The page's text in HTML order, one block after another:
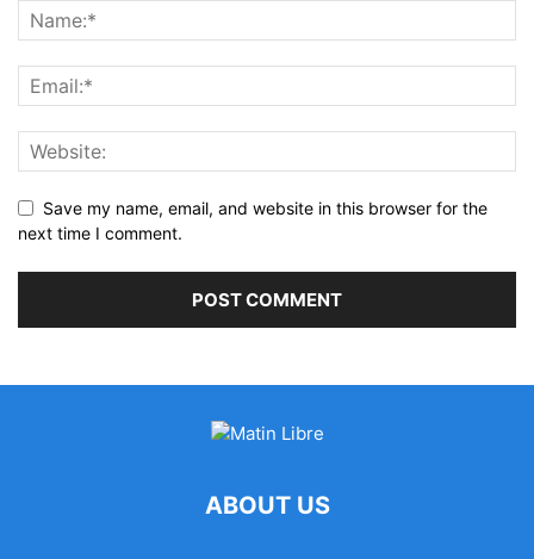
Save my name, email, and website in this browser for the
next time I comment.
ABOUT US